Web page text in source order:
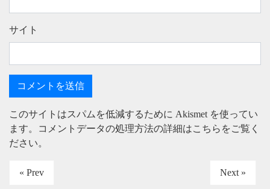
サイト
このサイトはスパムを低減するために Akismet を使ってい
ます。
コメントデータの処理方法の詳細はこちらをご覧く
ださい。
« Prev Next »